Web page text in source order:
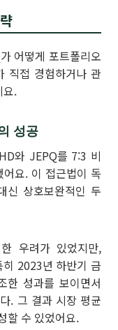
어떻게 포트폴리오
직접 경험하거나 관
요.
성공
와 JEPQ를 7:3 비
요. 이 접근법이 독
신 상호보완적인 두
우려가 있었지만,
2023년 하반기 금
한 성과를 보이면서
. 그 결과 시장 평균
할 수 있었어요.